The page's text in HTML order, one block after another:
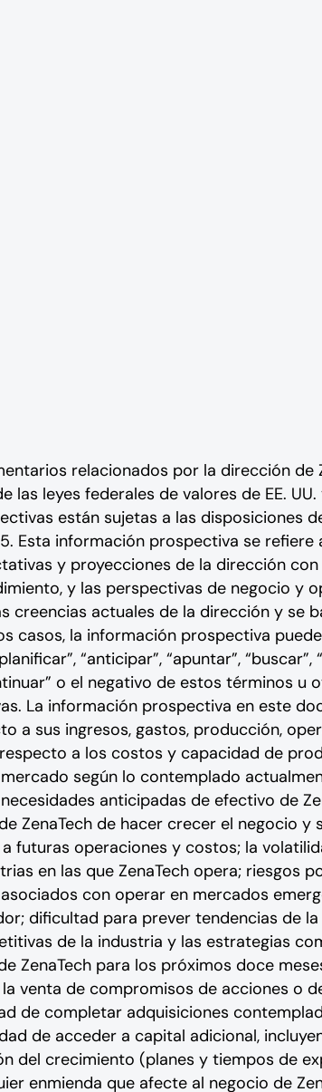
relacionados por la dirección de
leyes federales de valores de EE.
están sujetas a las disposiciones
Esta información prospectiva se
y proyecciones de la dirección
y las perspectivas de negocio y
creencias actuales de la dirección y se
casos, la información prospectiva
“anticipar”, “apuntar”,
o el negativo de estos términos
La información prospectiva en este
a sus ingresos, gastos, producción,
a los costos y capacidad de
según lo contemplado
anticipadas de efectivo de
ZenaTech de hacer crecer el negocio y
futuras operaciones y costos; la
en las que ZenaTech opera; riesgos
con operar en mercados
dificultad para prever tendencias de
de la industria y las estrategias
ZenaTech para los próximos doce
venta de compromisos de acciones o
de completar adquisiciones
de acceder a capital adicional,
del crecimiento (planes y tiempos de
enmienda que afecte al negocio de